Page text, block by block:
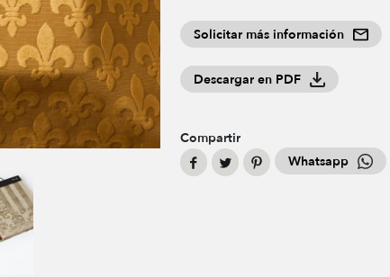
Solicitar más información
Descargar en PDF
Compartir
Whatsapp